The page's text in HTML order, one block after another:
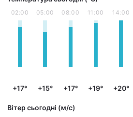
02:00
+17°
05:00
+15°
08:00
+17°
11:00
+19°
14:00
+20°
Вітер сьогодні (м/с)